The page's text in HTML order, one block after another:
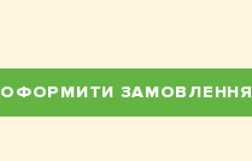
ОФОРМИТИ ЗАМОВЛЕННЯ